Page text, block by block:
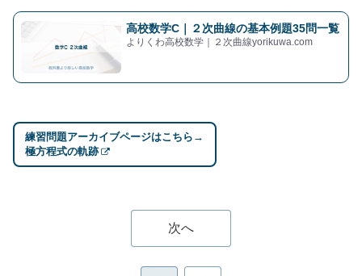
高校数学C｜２次曲線の基本例題35問一覧
よりくわ高校数学｜２次曲線yorikuwa.com
練習問題アーカイブページはこちら→
極方程式の軌跡
次へ